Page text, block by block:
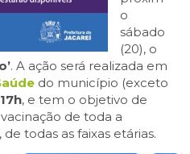
o
sábado
(20), o
. A ação será realizada em
do município (exceto
, e tem o objetivo de
de toda a
todas as faixas etárias.